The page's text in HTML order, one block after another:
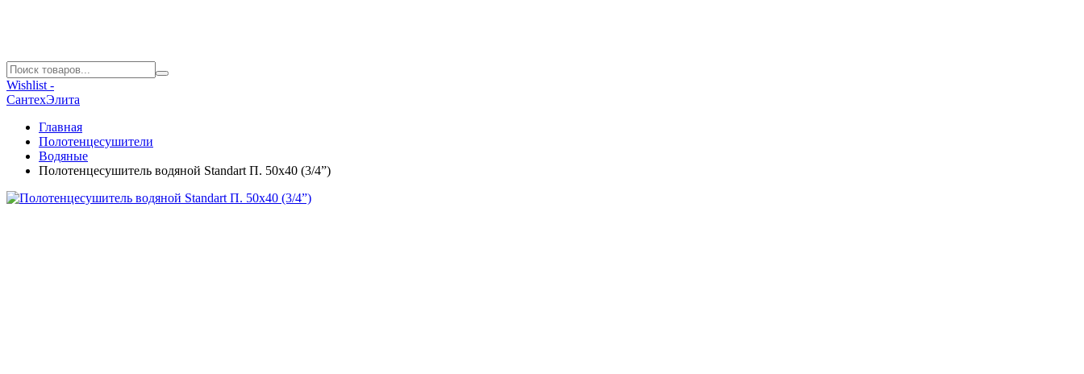
Wishlist -
СантехЭлита
Главная
Полотенцесушители
Водяные
Полотенцесушитель водяной Standart П. 50х40 (3/4”)